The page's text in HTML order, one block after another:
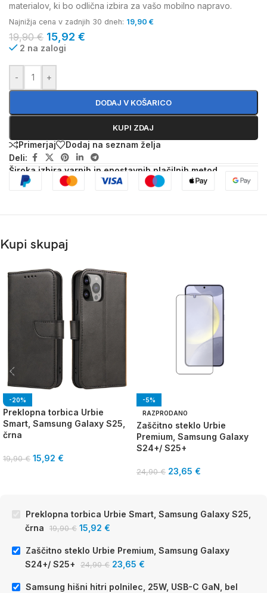
materialov, ki bo odlična izbira za vašo mobilno napravo.
Najnižja cena v zadnjih 30 dneh: 19,90 €
19,90€ 15,92 €
2 na zalogi
- +
DODAJ V KOŠARICO
KUPI ZDAJ
Primerjaj
Dodaj na seznam želja
Deli:
Široka izbira varnih in enostavnih plačilnih metod
Kupi skupaj
-20%
Preklopna torbica Urbie
Smart, Samsung Galaxy S25,
črna
19,90€ 15,92 €
-5%
RAZPRODANO
Zaščitno steklo Urbie
Premium, Samsung Galaxy
S24+/ S25+
24,90€ 23,65 €
Preklopna torbica Urbie Smart, Samsung Galaxy S25,
črna
19,90€ 15,92 €
Zaščitno steklo Urbie Premium, Samsung Galaxy
S24+/ S25+
24,90€ 23,65 €
Samsung hišni hitri polnilec, 25W, USB-C GaN, bel